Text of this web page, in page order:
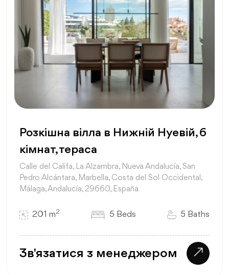
Розкішна вілла в Нижній Нуевій, 6
кімнат, тераса
Calle del Califa, La Alzambra, Nueva Andalucía, San
Pedro Alcántara, Marbella, Costa del Sol Occidental,
Málaga, Andalucía, 29660, España
201 m2 5 Beds 5 Baths
Зв'язатися з менеджером